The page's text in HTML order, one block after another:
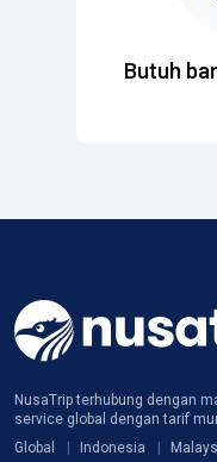
Butuh
NusaTrip terhubung dengan
service global dengan tarif
Global
Indonesia